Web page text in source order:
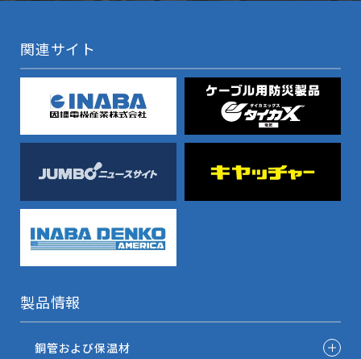
関連サイト
製品情報
銅管および保温材